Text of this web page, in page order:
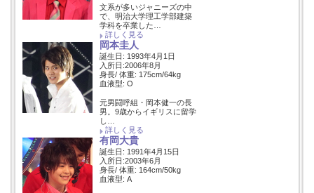
文系が多いジャニーズの中
で、明治大学理工学部建築
学科を卒業した…
詳しく見る
岡本圭人
誕生日: 1993年4月1日
入所日:2006年8月
身長/ 体重: 175cm/64kg
血液型: O
元男闘呼組・岡本健一の長
男。9歳からイギリスに留学
し…
詳しく見る
有岡大貴
誕生日: 1991年4月15日
入所日:2003年6月
身長/ 体重: 164cm/50kg
血液型: A